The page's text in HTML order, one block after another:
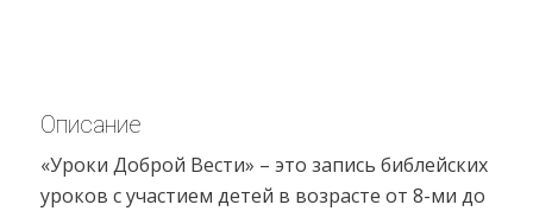
Описание
«Уроки Доброй Вести» – это запись библейских
уроков с участием детей в возрасте от 8-ми до